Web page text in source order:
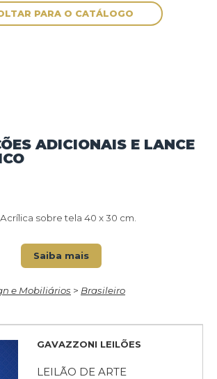
ADICIONAIS E LANCE
sobre tela 40 x 30 cm.
Saiba mais
e Mobiliários > Brasileiro
GAVAZZONI LEILÕES
LEILÃO DE ARTE